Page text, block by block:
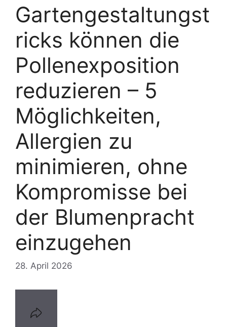
Gartengestaltungst
ricks können die
Pollenexposition
reduzieren – 5
Möglichkeiten,
Allergien zu
minimieren, ohne
Kompromisse bei
der Blumenpracht
einzugehen
28. April 2026